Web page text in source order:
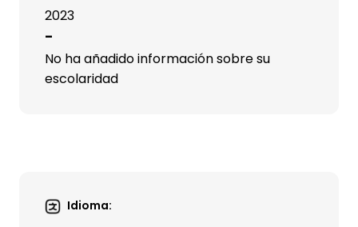
2023
-
No ha añadido información sobre su
escolaridad
Idioma: